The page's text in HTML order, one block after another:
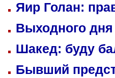
Яир Голан:
Выходного
Шакед: буду
Бывший